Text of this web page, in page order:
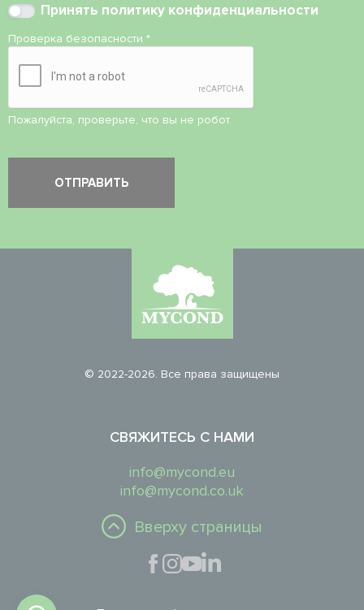
Принять политику конфиденциальности
Проверка безопасности *
Пожалуйста, проверьте, что вы не робот.
© 2022-2026. Все права защищены
СВЯЖИТЕСЬ С НАМИ
info@mycond.eu
info@mycond.co.uk
Вверху страницы